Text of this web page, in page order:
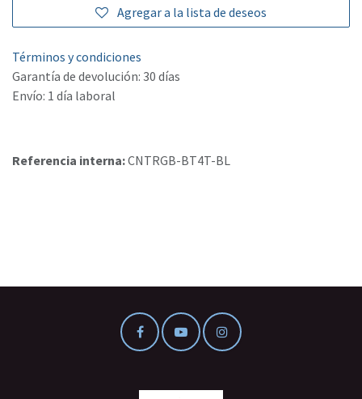
Agregar a la lista de deseos
Términos y condiciones
Garantía de devolución: 30 días
Envío: 1 día laboral
Referencia interna:CNTRGB-BT4T-BL